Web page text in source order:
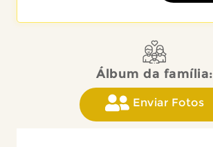
Álbum da família:
Enviar Fotos